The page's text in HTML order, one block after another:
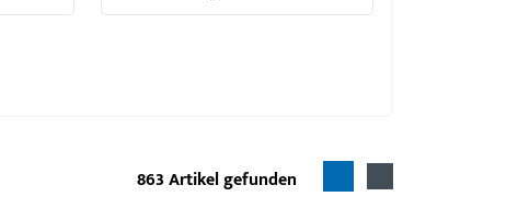
863Artikel gefunden